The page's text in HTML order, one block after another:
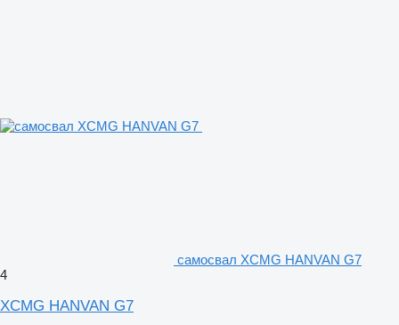
самосвал XCMG HANVAN G7
4
XCMG HANVAN G7